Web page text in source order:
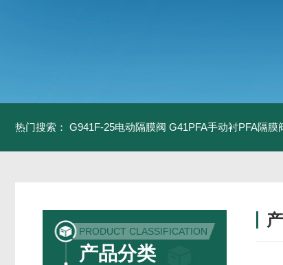
热门搜索： G941F-25电动隔膜阀 G41PFA手动衬PFA隔膜
PRODUCT CLASSIFICATION
产品分类